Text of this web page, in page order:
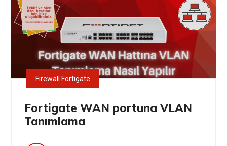
Firewall Fortigate
Fortigate WAN portuna VLAN
Tanımlama